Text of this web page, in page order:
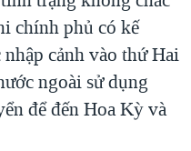
chính phủ có kế
cảnh vào thứ Hai
ngoài sử dụng
để đến Hoa Kỳ và